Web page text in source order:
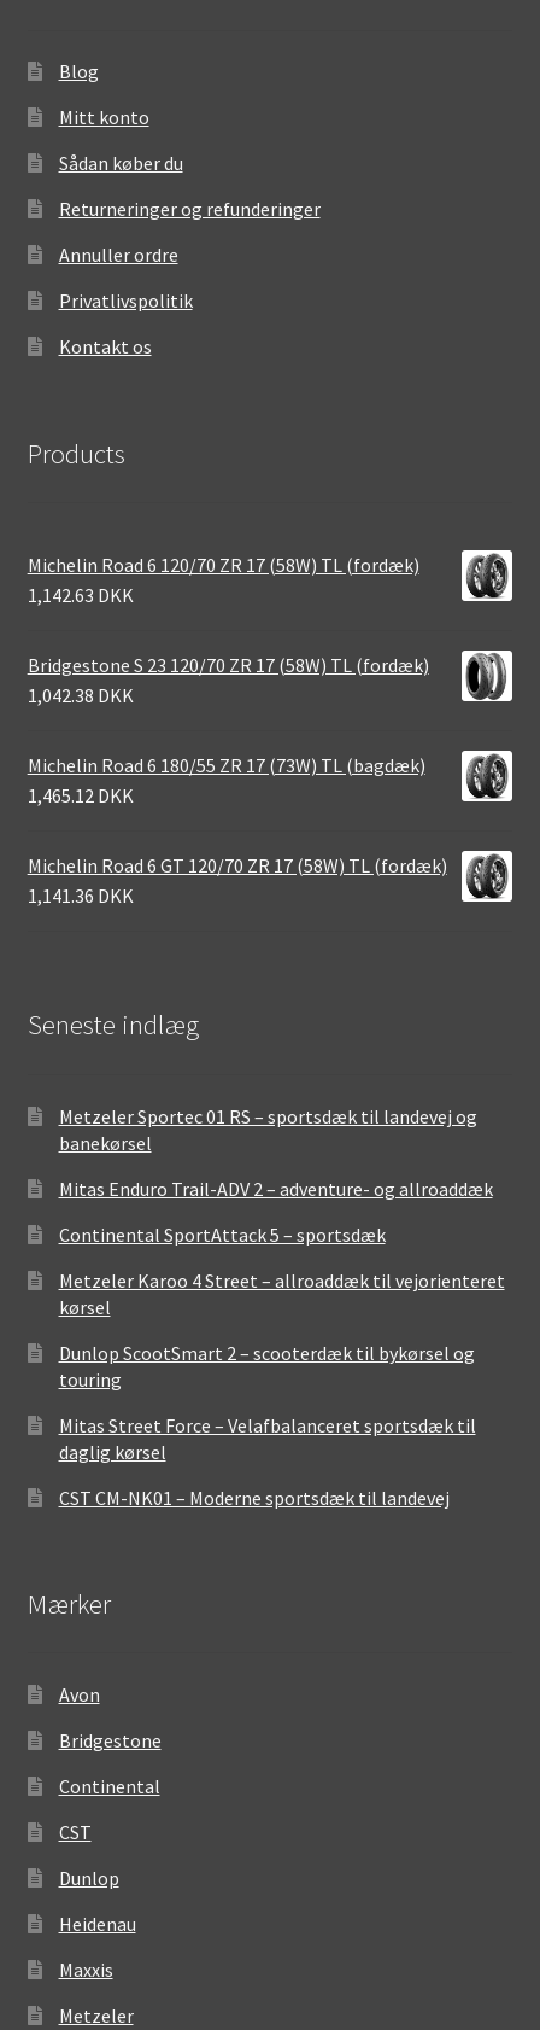
Blog
Mitt konto
Sådan køber du
Returneringer og refunderinger
Annuller ordre
Privatlivspolitik
Kontakt os
Products
Michelin Road 6 120/70 ZR 17 (58W) TL (fordæk)
1,142.63 DKK
Bridgestone S 23 120/70 ZR 17 (58W) TL (fordæk)
1,042.38 DKK
Michelin Road 6 180/55 ZR 17 (73W) TL (bagdæk)
1,465.12 DKK
Michelin Road 6 GT 120/70 ZR 17 (58W) TL (fordæk)
1,141.36 DKK
Seneste indlæg
Metzeler Sportec 01 RS – sportsdæk til landevej og
banekørsel
Mitas Enduro Trail-ADV 2 – adventure- og allroaddæk
Continental SportAttack 5 – sportsdæk
Metzeler Karoo 4 Street – allroaddæk til vejorienteret
kørsel
Dunlop ScootSmart 2 – scooterdæk til bykørsel og
touring
Mitas Street Force – Velafbalanceret sportsdæk til
daglig kørsel
CST CM-NK01 – Moderne sportsdæk til landevej
Mærker
Avon
Bridgestone
Continental
CST
Dunlop
Heidenau
Maxxis
Metzeler